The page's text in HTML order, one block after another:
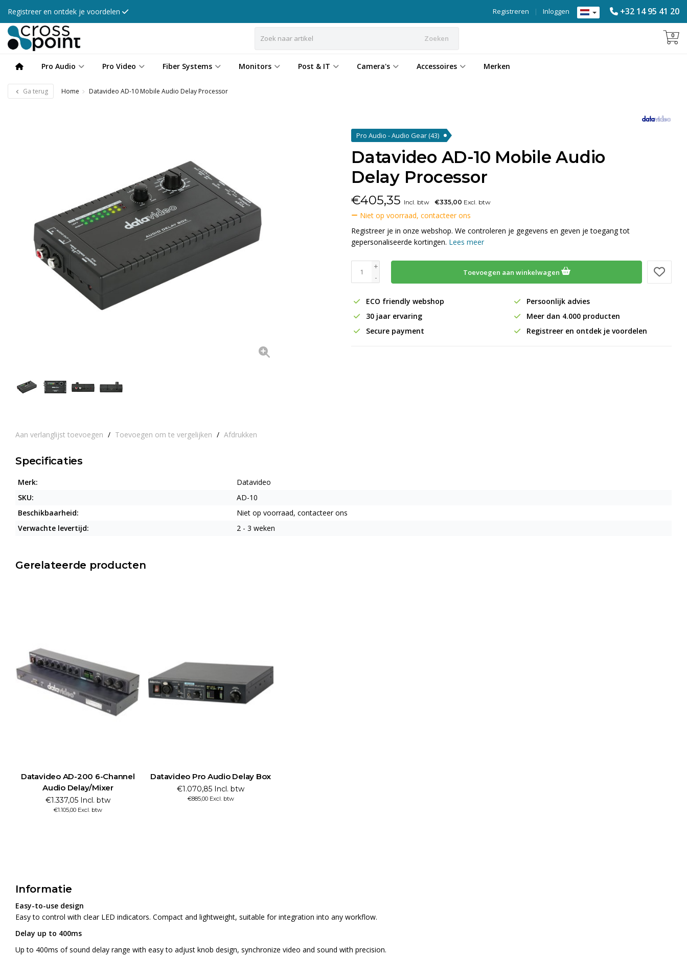
Registreer en ontdek je voordelen +32 14 95 41 20
Inloggen
|
Registreren
Zoeken 0
Pro Audio Pro Video Fiber Systems Monitors Post & IT Camera's Accessoires Merken
Ga terug Home Datavideo AD-10 Mobile Audio Delay Processor
Aan verlanglijst toevoegen / Toevoegen om te vergelijken / Afdrukken
Pro Audio - Audio Gear(43)
Datavideo AD-10 Mobile Audio
Delay Processor
€405,35 Incl. btw €335,00 Excl. btw
Niet op voorraad, contacteer ons
Registreer je in onze webshop. We controleren je gegevens en geven je toegang tot
gepersonaliseerde kortingen. Lees meer
+
-
Toevoegen aan winkelwagen
ECO friendly webshop
Persoonlijk advies
30 jaar ervaring
Meer dan 4.000 producten
Secure payment
Registreer en ontdek je voordelen
Specificaties
Merk:
Datavideo
SKU:
AD-10
Beschikbaarheid:
Niet op voorraad, contacteer ons
Verwachte levertijd:
2 - 3 weken
Gerelateerde producten
Datavideo AD-200 6-Channel
Audio Delay/Mixer
€1.337,05 Incl. btw
€1.105,00 Excl. btw
Datavideo Pro Audio Delay Box
€1.070,85 Incl. btw
€885,00 Excl. btw
Informatie
Easy-to-use design
Easy to control with clear LED indicators. Compact and lightweight, suitable for integration into any workflow.
Delay up to 400ms
Up to 400ms of sound delay range with easy to adjust knob design, synchronize video and sound with precision.